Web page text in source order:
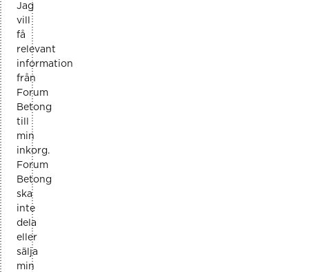
Jag
vill
få
relevant
information
från
Forum
Betong
till
min
inkorg.
Forum
Betong
ska
inte
dela
eller
sälja
min